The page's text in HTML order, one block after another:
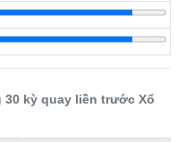
30 kỳ quay liền trước Xổ